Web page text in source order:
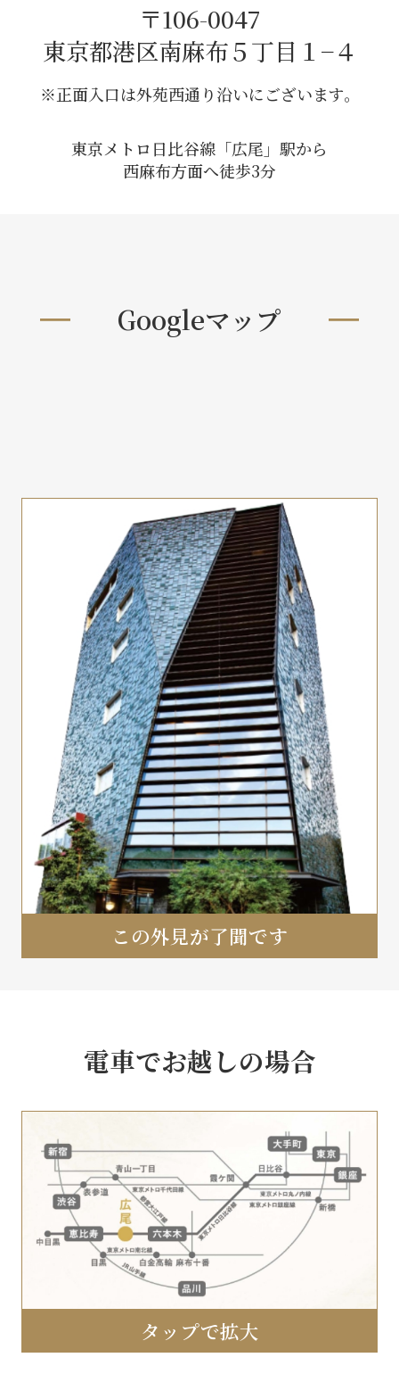
〒106-0047
東京都港区南麻布５丁目１−４
※正面入口は外苑西通り沿いにございます。
東京メトロ日比谷線「広尾」駅から
西麻布方面へ徒歩3分
Googleマップ
この外見が了聞です
電車でお越しの場合
タップで拡大